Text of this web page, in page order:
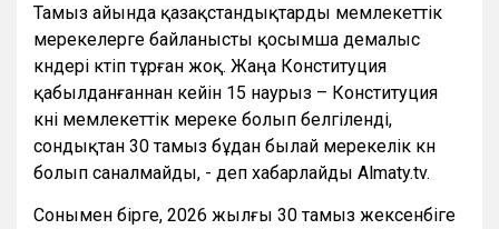
Тамыз айында қазақстандықтарды мемлекеттік
мерекелерге байланысты қосымша демалыс
күндері күтіп тұрған жоқ. Жаңа Конституция
қабылданғаннан кейін 15 наурыз – Конституция
күні мемлекеттік мереке болып белгіленді,
сондықтан 30 тамыз бұдан былай мерекелік күн
болып саналмайды, - деп хабарлайды Almaty.tv.
Сонымен бірге, 2026 жылғы 30 тамыз жексенбіге